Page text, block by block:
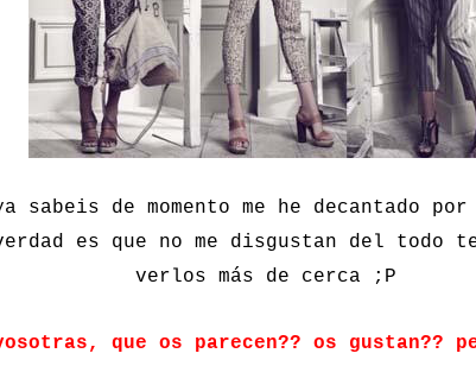
ya sabeis de momento me he decantado
es que no me disgustan del todo
verlos más de cerca ;P
que os parecen?? os gustan??